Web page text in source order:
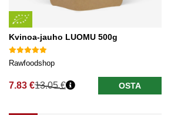
Kvinoa-jauho LUOMU 500g
Rawfoodshop
7.83 €
Normaali hinta
13.05 € OSTA